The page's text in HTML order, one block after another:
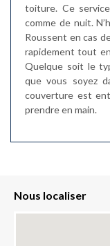
toiture. Ce
comme de nuit.
Roussent en cas
rapidement tout
Quelque soit le
que vous soyez
couverture est
prendre en main.
Nous localiser